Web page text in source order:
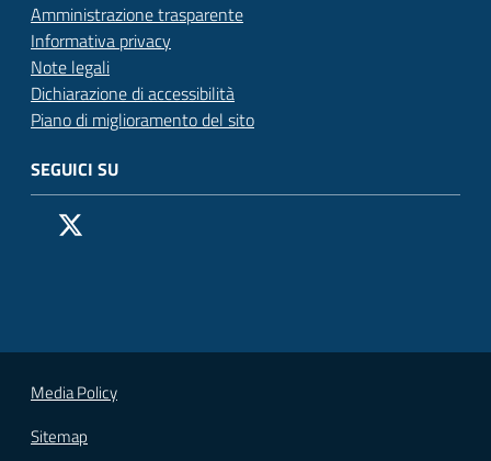
Amministrazione trasparente
Informativa privacy
Note legali
Dichiarazione di accessibilità
Piano di miglioramento del sito
SEGUICI SU
Pagina Facebook del Comune di San Donato Milanese
Vai alla pagina
Media Policy
Sitemap